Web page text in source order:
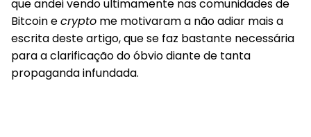
que andei vendo ultimamente nas comunidades de
Bitcoin ecrypto me motivaram a não adiar mais a
escrita deste artigo, que se faz bastante necessária
para a clarificação do óbvio diante de tanta
propaganda infundada.